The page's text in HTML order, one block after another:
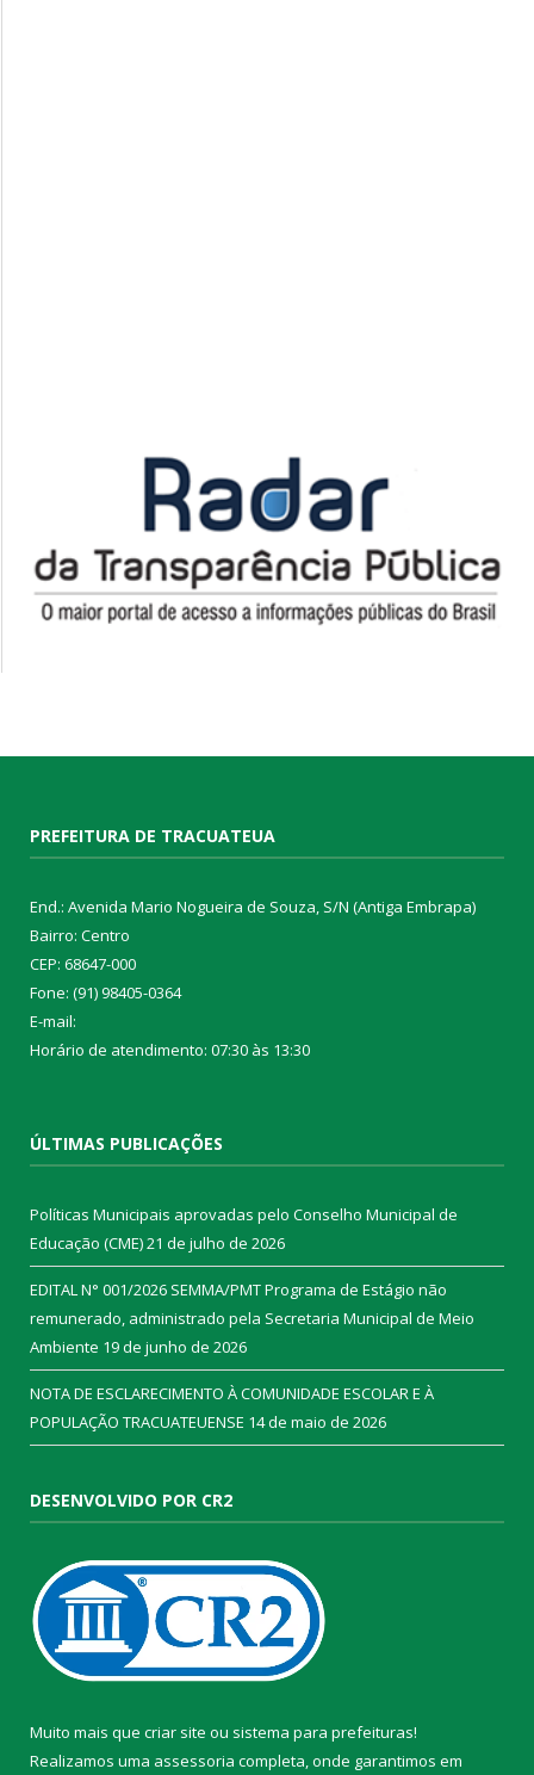
PREFEITURA DE TRACUATEUA
End.: Avenida Mario Nogueira de Souza, S/N (Antiga Embrapa)
Bairro: Centro
CEP: 68647-000
Fone: (91) 98405-0364
E-mail:
Horário de atendimento: 07:30 às 13:30
ÚLTIMAS PUBLICAÇÕES
Políticas Municipais aprovadas pelo Conselho Municipal de
Educação (CME)21 de julho de 2026
EDITAL N° 001/2026 SEMMA/PMT Programa de Estágio não
remunerado, administrado pela Secretaria Municipal de Meio
Ambiente 19 de junho de 2026
NOTA DE ESCLARECIMENTO À COMUNIDADE ESCOLAR E À
POPULAÇÃO TRACUATEUENSE 14 de maio de 2026
DESENVOLVIDO POR CR2
Muito mais que criar site ou sistema para prefeituras!
Realizamos uma assessoria completa, onde garantimos em